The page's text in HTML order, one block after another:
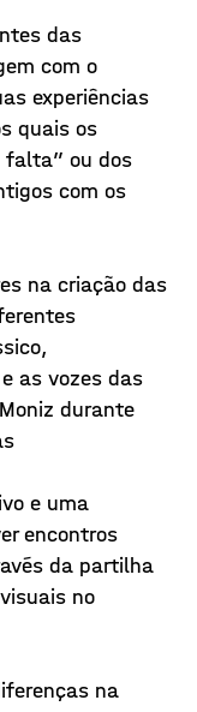
in
Sound
Adriano
das
com o
experiências
quais os
falta” ou dos
com os
na criação das
as vozes das
durante
e uma
encontros
da partilha
no
na